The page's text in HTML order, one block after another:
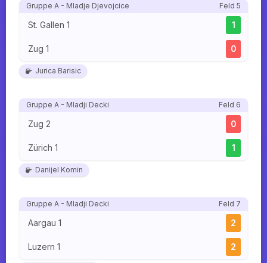
Gruppe A - Mladje Djevojcice Feld 5
St. Gallen 1 1
Zug 1 0
Jurica Barisic
Gruppe A - Mladji Decki Feld 6
Zug 2 0
Zürich 1 1
Danijel Komin
Gruppe A - Mladji Decki Feld 7
Aargau 1 2
Luzern 1 2